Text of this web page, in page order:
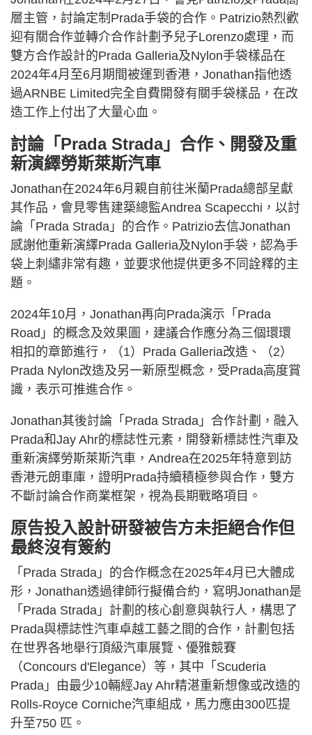
層主管，討論定制Prada手袋的合作。Patrizio熱烈歡
迎有關合作並轉介合作計劃予兒子Lorenzo處理，而
雙方合作設計的Prada Galleria及Nylon手袋樣品在
2024年4月至6月期間被運到香港，Jonathan指他透
過ARNBE Limited完全自費開發有關手袋樣品，在改
造工作上付出了大量心血。
討論「Prada Strada」合作、開發及重
新演繹勞斯萊斯汽車
Jonathan在2024年6月親自前往米蘭Prada總部呈獻
其作品，會見零售建築總監Andrea Scapecchi，以討
論「Prada Strada」的合作。Patrizio去信Jonathan
感謝他重新演繹Prada Galleria及Nylon手袋，認為手
袋上刺繡非常有趣，並要求他提供更多不同詮釋的主
題。
2024年10月，Jonathan再向Prada演示「Prada
Road」的概念及效果圖，建議合作應分為三個環環
相扣的章節進行，（1）Prada Galleria改造、（2）
Prada Nylon改造及另一新原型概念，受Prada高度賞
識，表示可推進合作。
Jonathan其後討論「Prada Strada」合作計劃，融入
Prada和Jay Ahr的標誌性元素，開發新標誌性汽車及
重新演繹勞斯萊斯汽車，Andrea在2025年特意到訪
香港元朗車庫，證明Prada持續積極參與合作，雙方
不斷討論合作商業框架，視為長期戰略項目。
原告投入設計研發被告方未拒絕合作但
最終沒有簽約
「Prada Strada」的合作概念在2025年4月已大體成
形，Jonathan透過律師行擬備合約，寫明Jonathan是
「Prada Strada」計劃的核心創意與執行人，構思了
Prada與標誌性汽車卓越工藝之間的合作，計劃包括
在世界各地舉行頂級汽車展覽、優雅競賽
（Concours d'Elegance）等，其中「Scuderia
Prada」由最少10輛經Jay Ahr精湛重新想像或改造的
Rolls-Royce Corniche汽車組成，馬力應由300匹提
升至750 匹。